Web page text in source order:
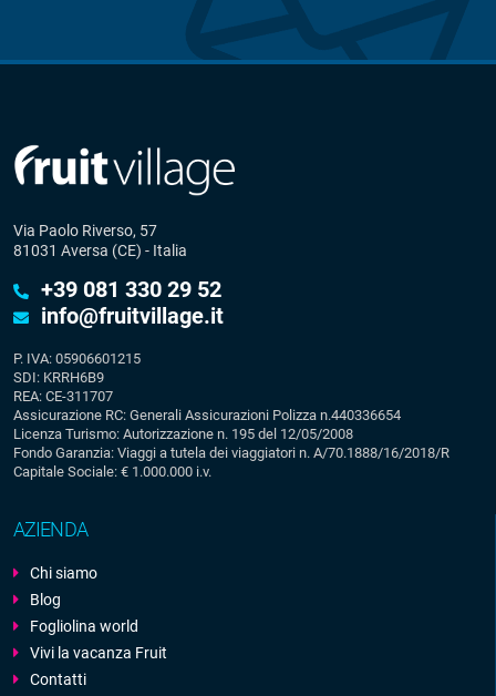
Via Paolo Riverso, 57
81031 Aversa (CE) - Italia
+39 081 330 29 52
info@fruitvillage.it
P. IVA: 05906601215
SDI: KRRH6B9
REA: CE-311707
Assicurazione RC: Generali Assicurazioni Polizza n.440336654
Licenza Turismo: Autorizzazione n. 195 del 12/05/2008
Fondo Garanzia: Viaggi a tutela dei viaggiatori n. A/70.1888/16/2018/R
Capitale Sociale: € 1.000.000 i.v.
AZIENDA
Chi siamo
Blog
Fogliolina world
Vivi la vacanza Fruit
Contatti